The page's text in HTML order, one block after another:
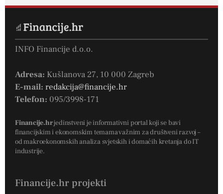
INFO Financije d.o.o.
Adresa: Kušlanova 27, 10 000 Zagreb
E-mail: redakcija@financije.hr
Telefon: 095/3998-171
Financije.hrjedinstveni je informativni portal koji se bavi
financijskim i ekonomskim temama važnim za društveni razvoj –
od makroekonomskih analiza svjetskih i domaćih kretanja do IT
industrije.
Financije.hr projekti